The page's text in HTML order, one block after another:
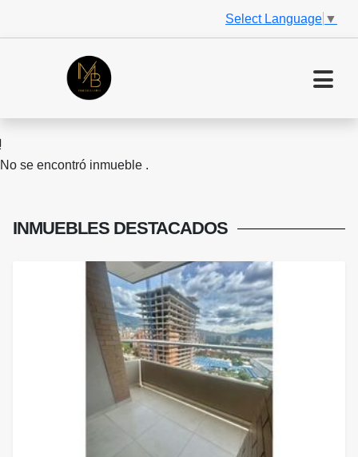
Select Language ▼
No se encontró inmueble .
INMUEBLES DESTACADOS